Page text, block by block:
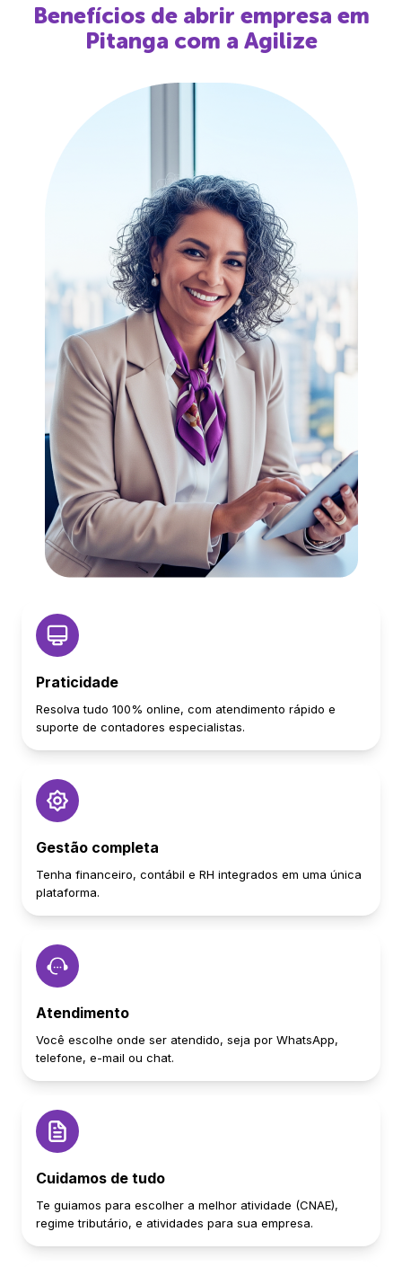
Benefícios de abrir empresa em
Pitanga com a Agilize
Praticidade
Resolva tudo 100% online, com atendimento rápido e
suporte de contadores especialistas.
Gestão completa
Tenha financeiro, contábil e RH integrados em uma única
plataforma.
Atendimento
Você escolhe onde ser atendido, seja por WhatsApp,
telefone, e-mail ou chat.
Cuidamos de tudo
Te guiamos para escolher a melhor atividade (CNAE),
regime tributário, e atividades para sua empresa.